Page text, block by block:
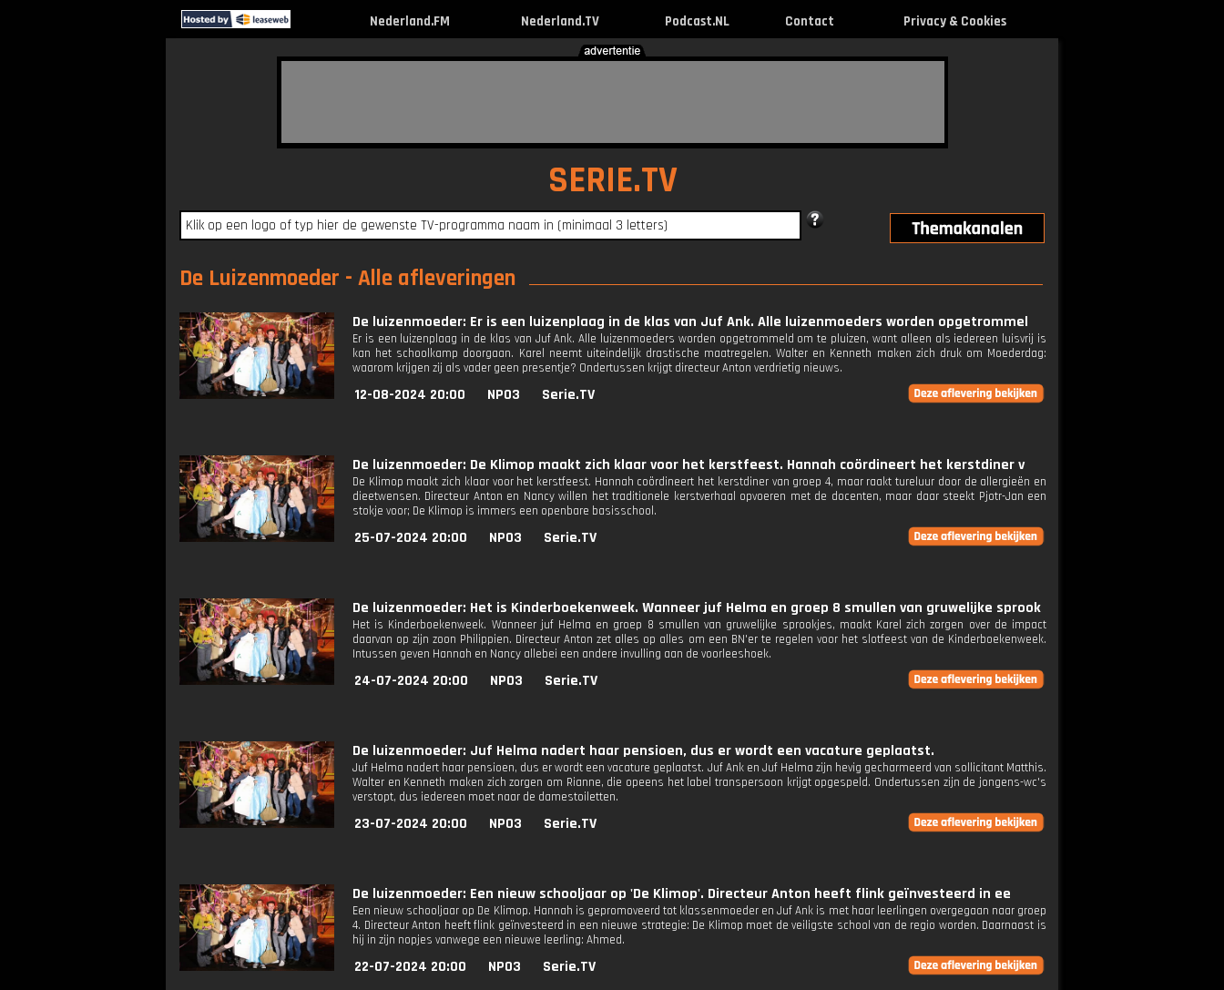
Nederland.FM Nederland.TV Podcast.NL Contact Privacy & Cookies
SERIE.TV
De Luizenmoeder - Alle afleveringen
De luizenmoeder: Er is een luizenplaag in de klas van Juf Ank. Alle luizenmoeders worden opgetrommel
Er is een luizenplaag in de klas van Juf Ank. Alle luizenmoeders worden opgetrommeld om te pluizen, want alleen als iedereen luisvrij is
kan het schoolkamp doorgaan. Karel neemt uiteindelijk drastische maatregelen. Walter en Kenneth maken zich druk om Moederdag:
waarom krijgen zij als vader geen presentje? Ondertussen krijgt directeur Anton verdrietig nieuws.
12-08-2024 20:00 NPO3 Serie.TV
De luizenmoeder: De Klimop maakt zich klaar voor het kerstfeest. Hannah coördineert het kerstdiner v
De Klimop maakt zich klaar voor het kerstfeest. Hannah coördineert het kerstdiner van groep 4, maar raakt tureluur door de allergieën en
dieetwensen. Directeur Anton en Nancy willen het traditionele kerstverhaal opvoeren met de docenten, maar daar steekt Pjotr-Jan een
stokje voor; De Klimop is immers een openbare basisschool.
25-07-2024 20:00 NPO3 Serie.TV
De luizenmoeder: Het is Kinderboekenweek. Wanneer juf Helma en groep 8 smullen van gruwelijke sprook
Het is Kinderboekenweek. Wanneer juf Helma en groep 8 smullen van gruwelijke sprookjes, maakt Karel zich zorgen over de impact
daarvan op zijn zoon Philippien. Directeur Anton zet alles op alles om een BN'er te regelen voor het slotfeest van de Kinderboekenweek.
Intussen geven Hannah en Nancy allebei een andere invulling aan de voorleeshoek.
24-07-2024 20:00 NPO3 Serie.TV
De luizenmoeder: Juf Helma nadert haar pensioen, dus er wordt een vacature geplaatst.
Juf Helma nadert haar pensioen, dus er wordt een vacature geplaatst. Juf Ank en Juf Helma zijn hevig gecharmeerd van sollicitant Matthis.
Walter en Kenneth maken zich zorgen om Rianne, die opeens het label transpersoon krijgt opgespeld. Ondertussen zijn de jongens-wc's
verstopt, dus iedereen moet naar de damestoiletten.
23-07-2024 20:00 NPO3 Serie.TV
De luizenmoeder: Een nieuw schooljaar op 'De Klimop'. Directeur Anton heeft flink geïnvesteerd in ee
Een nieuw schooljaar op De Klimop. Hannah is gepromoveerd tot klassenmoeder en Juf Ank is met haar leerlingen overgegaan naar groep
4. Directeur Anton heeft flink geïnvesteerd in een nieuwe strategie: De Klimop moet de veiligste school van de regio worden. Daarnaast is
hij in zijn nopjes vanwege een nieuwe leerling: Ahmed.
22-07-2024 20:00 NPO3 Serie.TV